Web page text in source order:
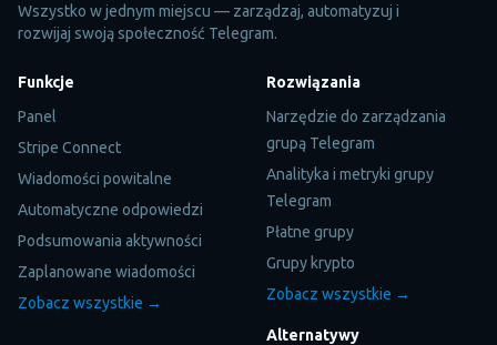
Wszystko w jednym miejscu — zarządzaj, automatyzuj i
rozwijaj swoją społeczność Telegram.
Funkcje
Panel
Stripe Connect
Wiadomości powitalne
Automatyczne odpowiedzi
Podsumowania aktywności
Zaplanowane wiadomości
Zobacz wszystkie →
Rozwiązania
Narzędzie do zarządzania
grupą Telegram
Analityka i metryki grupy
Telegram
Płatne grupy
Grupy krypto
Zobacz wszystkie →
Alternatywy